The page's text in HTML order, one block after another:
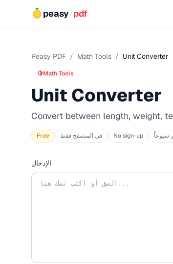
peasy/pdf
Peasy PDF / Math Tools / Unit Converter
🍋Math Tools
Unit Converter
Convert between length, weight,
Free في المتصفح فقط No sign-up شيوعاً
الإدخال